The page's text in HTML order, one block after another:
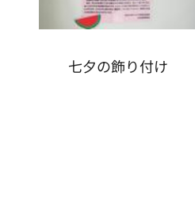
七夕の飾り付け